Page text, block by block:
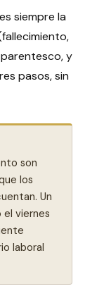
siempre la
y
pasos, sin
son
los
Un
viernes
laboral